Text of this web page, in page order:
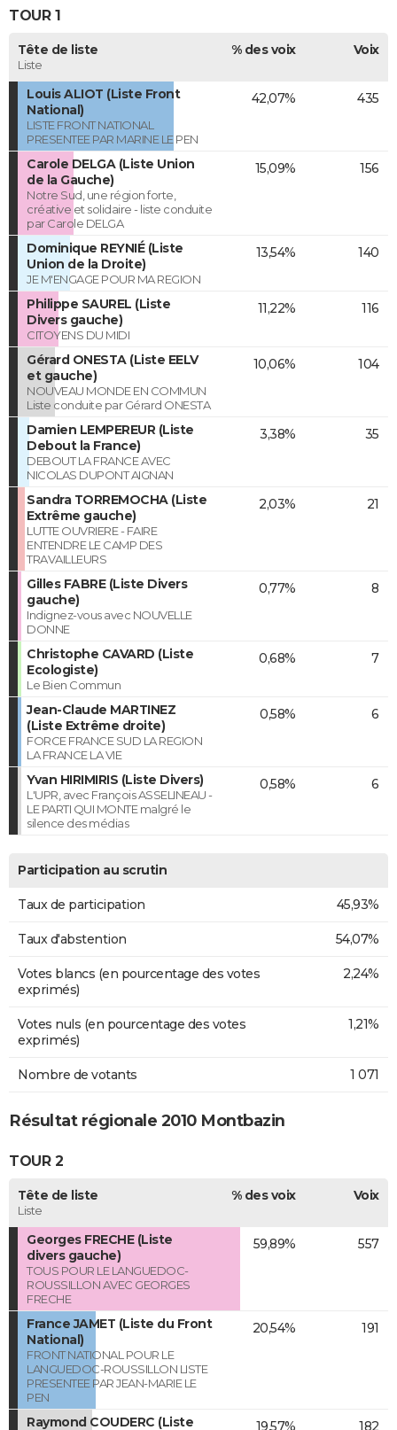
TOUR 1
Tête de liste
Liste
% des voix Voix
Louis ALIOT (Liste Front
National)
LISTE FRONT NATIONAL
PRESENTEE PAR MARINE LE PEN
42,07% 435
Carole DELGA (Liste Union
de la Gauche)
Notre Sud, une région forte,
créative et solidaire - liste conduite
par Carole DELGA
15,09% 156
Dominique REYNIÉ (Liste
Union de la Droite)
JE M'ENGAGE POUR MA REGION
13,54% 140
Philippe SAUREL (Liste
Divers gauche)
CITOYENS DU MIDI
11,22% 116
Gérard ONESTA (Liste EELV
et gauche)
NOUVEAU MONDE EN COMMUN
Liste conduite par Gérard ONESTA
10,06% 104
Damien LEMPEREUR (Liste
Debout la France)
DEBOUT LA FRANCE AVEC
NICOLAS DUPONT AIGNAN
3,38% 35
Sandra TORREMOCHA (Liste
Extrême gauche)
LUTTE OUVRIERE - FAIRE
ENTENDRE LE CAMP DES
TRAVAILLEURS
2,03% 21
Gilles FABRE (Liste Divers
gauche)
Indignez-vous avec NOUVELLE
DONNE
0,77% 8
Christophe CAVARD (Liste
Ecologiste)
Le Bien Commun
0,68% 7
Jean-Claude MARTINEZ
(Liste Extrême droite)
FORCE FRANCE SUD LA REGION
LA FRANCE LA VIE
0,58% 6
Yvan HIRIMIRIS (Liste Divers)
L'UPR, avec François ASSELINEAU -
LE PARTI QUI MONTE malgré le
silence des médias
0,58% 6
Participation au scrutin
Taux de participation 45,93%
Taux d'abstention 54,07%
Votes blancs (en pourcentage des votes
exprimés)
2,24%
Votes nuls (en pourcentage des votes
exprimés)
1,21%
Nombre de votants 1 071
Résultat régionale 2010 Montbazin
TOUR 2
Tête de liste
Liste
% des voix Voix
Georges FRECHE (Liste
divers gauche)
TOUS POUR LE LANGUEDOC-
ROUSSILLON AVEC GEORGES
FRECHE
59,89% 557
France JAMET (Liste du Front
National)
FRONT NATIONAL POUR LE
LANGUEDOC-ROUSSILLON LISTE
PRESENTEE PAR JEAN-MARIE LE
PEN
20,54% 191
Raymond COUDERC (Liste
19,57% 182